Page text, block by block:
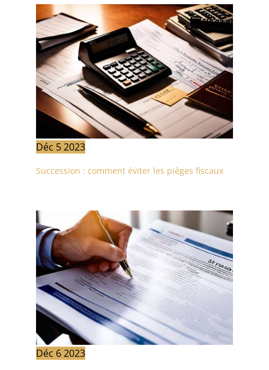
Déc 52023
Succession : comment éviter les pièges fiscaux
Déc 62023